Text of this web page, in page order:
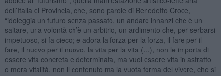
dell’Italia di Provincia, che, sono parole di Benedetto Croce,
“idoleggia un futuro senza passato, un andare innanzi che è un
saltare, una volontà ch’è un arbitrio, un ardimento che, per serbarsi
impetuoso, si fa cieco; e adora la forza per la forza, il fare per il
fare, il nuovo per il nuovo, la vita per la vita (…), non le importa di
essere vita concreta e determinata, ma vuol essere vita in astratto
o mera vitalità, non il contenuto ma la vuota forma del vivere, che si